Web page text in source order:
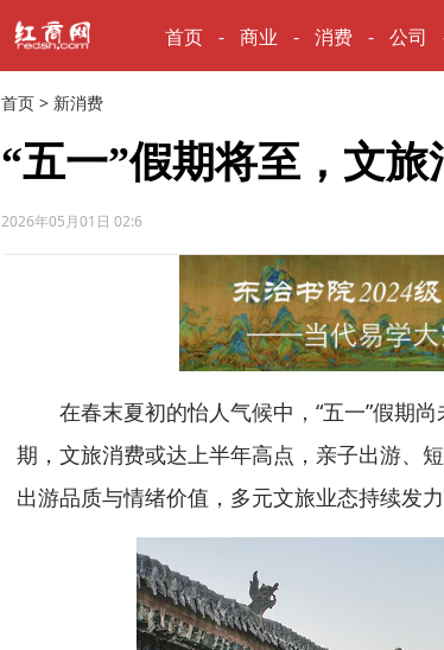
首页 商业 消费 公司
首页 > 新消费
“五一”假期将至，文
2026年05月01日 02:6
在春末夏初的怡人气候中，“五一”假期尚
期，文旅消费或达上半年高点，亲子出游、
出游品质与情绪价值，多元文旅业态持续发